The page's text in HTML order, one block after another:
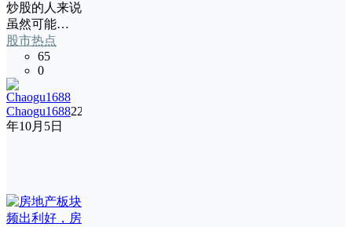
炒股的人来说
虽然可能…
股市热点
65
0
Chaogu168822
年10月5日